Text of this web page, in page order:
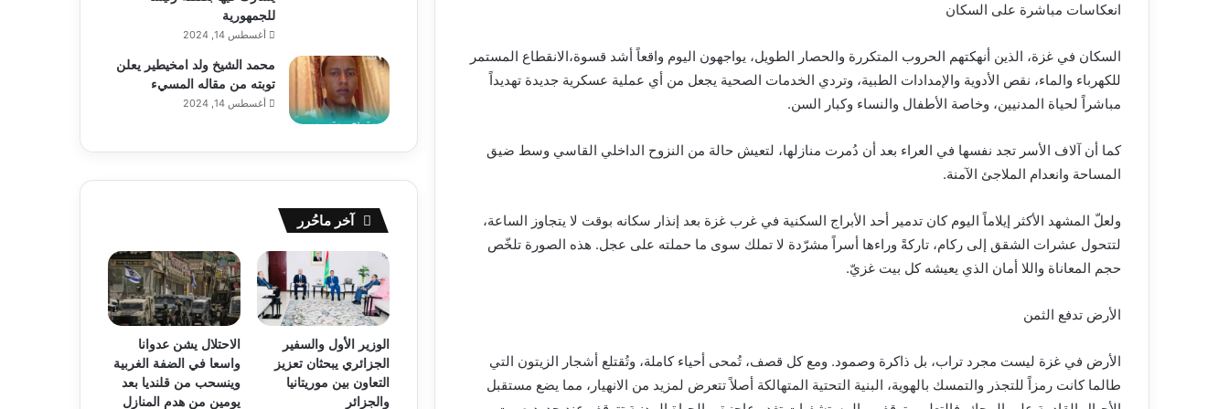
انعكاسات مباشرة على السكان
السكان في غزة، الذين أنهكتهم الحروب المتكررة والحصار الطويل، يواجهون اليوم واقعاً أشد قسوة،الانقطاع المستمر
للكهرباء والماء، نقص الأدوية والإمدادات الطبية، وتردي الخدمات الصحية يجعل من أي عملية عسكرية جديدة تهديداً
مباشراً لحياة المدنيين، وخاصة الأطفال والنساء وكبار السن.
كما أن آلاف الأسر تجد نفسها في العراء بعد أن دُمرت منازلها، لتعيش حالة من النزوح الداخلي القاسي وسط ضيق
المساحة وانعدام الملاجئ الآمنة.
ولعلّ المشهد الأكثر إيلاماً اليوم كان تدمير أحد الأبراج السكنية في غرب غزة بعد إنذار سكانه بوقت لا يتجاوز الساعة،
لتتحول عشرات الشقق إلى ركام، تاركةً وراءها أسراً مشرّدة لا تملك سوى ما حملته على عجل. هذه الصورة تلخّص
حجم المعاناة واللا أمان الذي يعيشه كل بيت غزيّ.
الأرض تدفع الثمن
الأرض في غزة ليست مجرد تراب، بل ذاكرة وصمود. ومع كل قصف، تُمحى أحياء كاملة، وتُقتلع أشجار الزيتون التي
طالما كانت رمزاً للتجذر والتمسك بالهوية، البنية التحتية المتهالكة أصلاً تتعرض لمزيد من الانهيار، مما يضع مستقبل
للجمهورية
أغسطس 14, 2024
محمد الشيخ ولد امخيطير يعلن
توبته من مقاله المسيء
أغسطس 14, 2024
آخر ماحُرر
الوزير الأول والسفير
الجزائري يبحثان تعزيز
التعاون بين موريتانيا
والجزائر
الاحتلال يشن عدوانا
واسعا في الضفة الغربية
وينسحب من قلنديا بعد
يومين من هدم المنازل